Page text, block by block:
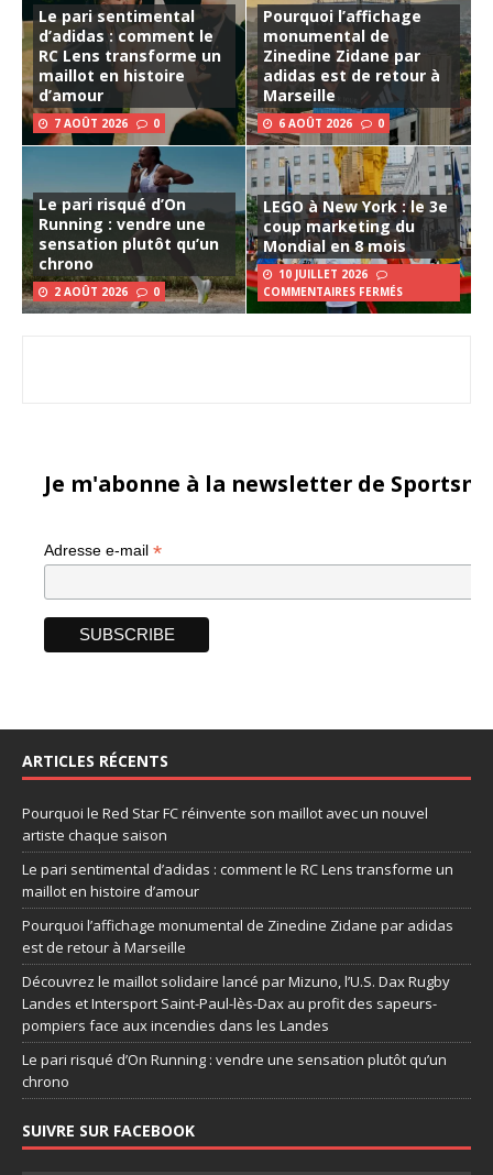
Le pari sentimental
d’adidas : comment le
RC Lens transforme un
maillot en histoire
d’amour
7 AOÛT 2026 0
Pourquoi l’affichage
monumental de
Zinedine Zidane par
adidas est de retour à
Marseille
6 AOÛT 2026 0
Le pari risqué d’On
Running : vendre une
sensation plutôt qu’un
chrono
2 AOÛT 2026 0
LEGO à New York : le 3e
coup marketing du
Mondial en 8 mois
10 JUILLET 2026
COMMENTAIRES FERMÉS
Je m'abonne à la newsletter de
Adresse e-mail *
ARTICLES RÉCENTS
Pourquoi le Red Star FC réinvente son maillot avec un nouvel
artiste chaque saison
Le pari sentimental d’adidas : comment le RC Lens transforme un
maillot en histoire d’amour
Pourquoi l’affichage monumental de Zinedine Zidane par adidas
est de retour à Marseille
Découvrez le maillot solidaire lancé par Mizuno, l’U.S. Dax Rugby
Landes et Intersport Saint-Paul-lès-Dax au profit des sapeurs-
pompiers face aux incendies dans les Landes
Le pari risqué d’On Running : vendre une sensation plutôt qu’un
chrono
SUIVRE SUR FACEBOOK